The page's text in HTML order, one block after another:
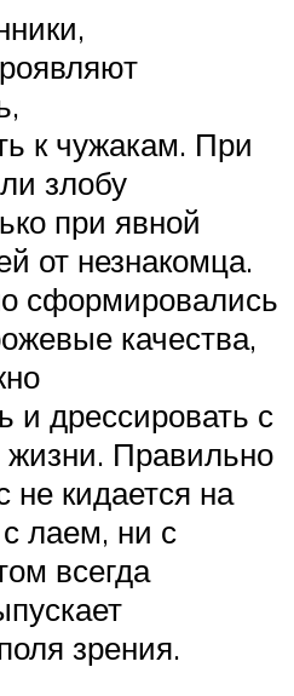
к чужакам. При
злобу
при явной
от незнакомца.
сформировались
качества,
и дрессировать с
Правильно
не кидается на
лаем, ни с
всегда
зрения.